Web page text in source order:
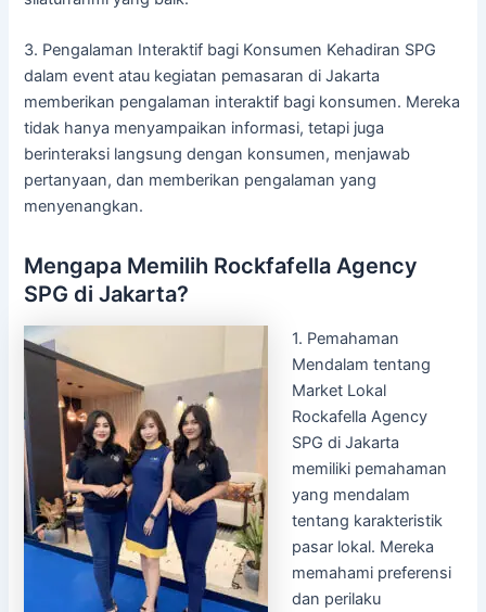
3. Pengalaman Interaktif bagi Konsumen Kehadiran SPG
dalam event atau kegiatan pemasaran di Jakarta
memberikan pengalaman interaktif bagi konsumen. Mereka
tidak hanya menyampaikan informasi, tetapi juga
berinteraksi langsung dengan konsumen, menjawab
pertanyaan, dan memberikan pengalaman yang
menyenangkan.
Mengapa Memilih Rockfafella Agency
SPG di Jakarta?
1. Pemahaman
Mendalam tentang
Market Lokal
Rockafella Agency
SPG di Jakarta
memiliki pemahaman
yang mendalam
tentang karakteristik
pasar lokal. Mereka
memahami preferensi
dan perilaku